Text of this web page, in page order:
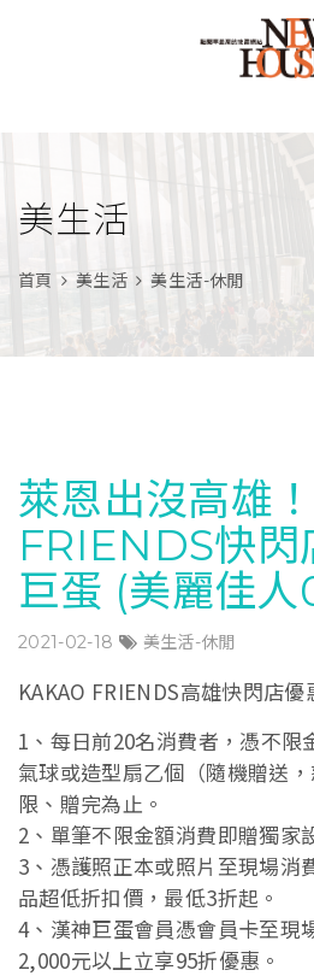
美生活
首頁 美生活 美生活-休閒
萊恩出沒高雄
FRIENDS快閃
巨蛋 (美麗佳人
2021-02-18 美生活-休閒
KAKAO FRIENDS高雄快閃店優
1、每日前20名消費者，憑不限
氣球或造型扇乙個（隨機贈送
限、贈完為止。
2、單筆不限金額消費即贈獨家
3、憑護照正本或照片至現場消
品超低折扣價，最低3折起。
4、漢神巨蛋會員憑會員卡至現
2,000元以上立享95折優惠。